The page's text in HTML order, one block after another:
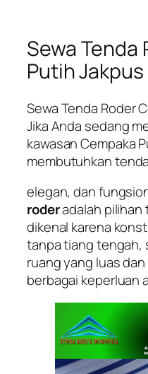
Sewa Tenda
Putih Jakpus
Sewa Tenda Roder
Jika Anda sedang
kawasan Cempaka
membutuhkan
elegan, dan
roderadalah pilihan
dikenal karena
tanpa tiang tengah,
ruang yang luas
berbagai keperluan